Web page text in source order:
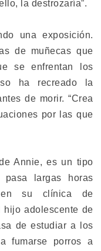
la destrozaría”.
una exposición.
de muñecas que
se enfrentan los
ha recreado la
de morir. “Crea
por las que
Annie, es un tipo
pasa largas horas
en su clínica de
hijo adolescente de
de estudiar a los
fumarse porros a